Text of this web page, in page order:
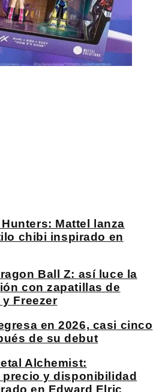
Mattel lanza
chibi inspirado en
Ball Z: así luce la
con zapatillas de
y Freezer
en 2026, casi cinco
de su debut
Alchemist:
y disponibilidad
en Edward Elric